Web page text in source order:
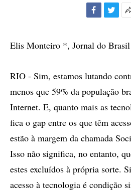
Elis Monteiro *, Jornal do Brasil
RIO - Sim, estamos lutando
menos que 59% da população
Internet. E, quanto mais as
fica o gap entre os que têm
estão à margem da chamada
Isso não significa, no entanto,
estes excluídos à própria sorte.
acesso à tecnologia é condição